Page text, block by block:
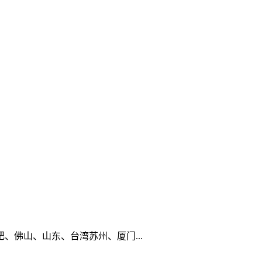
佛山、山东、台湾苏州、厦门...